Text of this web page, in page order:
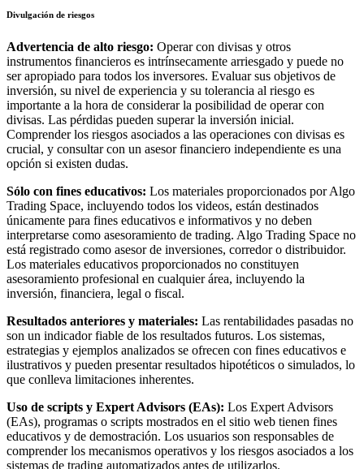
Divulgación de riesgos
Advertencia de alto riesgo: Operar con divisas y otros
instrumentos financieros es intrínsecamente arriesgado y puede no
ser apropiado para todos los inversores. Evaluar sus objetivos de
inversión, su nivel de experiencia y su tolerancia al riesgo es
importante a la hora de considerar la posibilidad de operar con
divisas. Las pérdidas pueden superar la inversión inicial.
Comprender los riesgos asociados a las operaciones con divisas es
crucial, y consultar con un asesor financiero independiente es una
opción si existen dudas.
Sólo con fines educativos: Los materiales proporcionados por Algo
Trading Space, incluyendo todos los videos, están destinados
únicamente para fines educativos e informativos y no deben
interpretarse como asesoramiento de trading. Algo Trading Space no
está registrado como asesor de inversiones, corredor o distribuidor.
Los materiales educativos proporcionados no constituyen
asesoramiento profesional en cualquier área, incluyendo la
inversión, financiera, legal o fiscal.
Resultados anteriores y materiales: Las rentabilidades pasadas no
son un indicador fiable de los resultados futuros. Los sistemas,
estrategias y ejemplos analizados se ofrecen con fines educativos e
ilustrativos y pueden presentar resultados hipotéticos o simulados, lo
que conlleva limitaciones inherentes.
Uso de scripts y Expert Advisors (EAs): Los Expert Advisors
(EAs), programas o scripts mostrados en el sitio web tienen fines
educativos y de demostración. Los usuarios son responsables de
comprender los mecanismos operativos y los riesgos asociados a los
sistemas de trading automatizados antes de utilizarlos.